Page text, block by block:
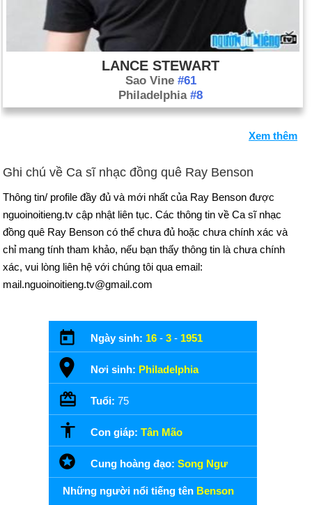
LANCE STEWART
Sao Vine #61
Philadelphia #8
Xem thêm
Ghi chú về Ca sĩ nhạc đồng quê Ray Benson
Thông tin/ profile đầy đủ và mới nhất của Ray Benson được
nguoinoitieng.tv cập nhật liên tục. Các thông tin về Ca sĩ nhạc
đồng quê Ray Benson có thể chưa đủ hoặc chưa chính xác và
chỉ mang tính tham khảo, nếu bạn thấy thông tin là chưa chính
xác, vui lòng liên hệ với chúng tôi qua email:
mail.nguoinoitieng.tv@gmail.com
Ngày sinh: 16 - 3 - 1951
Nơi sinh: Philadelphia
Tuổi: 75
Con giáp: Tân Mão
Cung hoàng đạo: Song Ngư
Những người nổi tiếng tên Benson